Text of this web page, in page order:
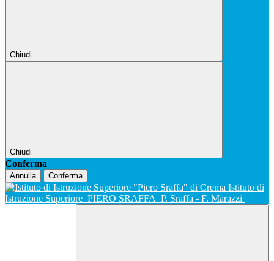
Chiudi
Chiudi
Conferma
Annulla Conferma
Istituto di
Istruzione Superiore PIERO SRAFFA P. Sraffa - F. Marazzi